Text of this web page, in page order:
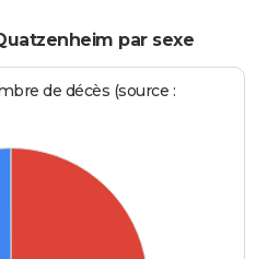
par sexe
de décès (source :